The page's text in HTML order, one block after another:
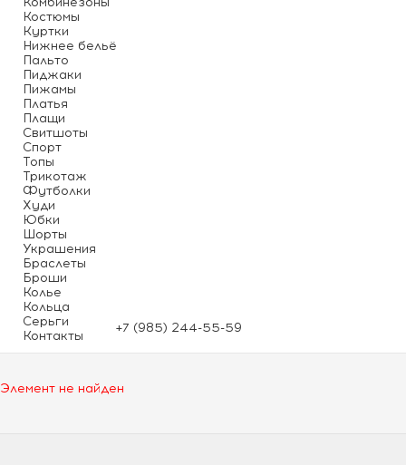
+7 (985) 244-55-59
Костюмы
Куртки
Нижнее бельё
Пальто
Пиджаки
Пижамы
Платья
Плащи
Свитшоты
Спорт
Топы
Трикотаж
Футболки
Худи
Юбки
Шорты
Украшения
Браслеты
Броши
Колье
Кольца
Серьги
Контакты
Элемент не найден